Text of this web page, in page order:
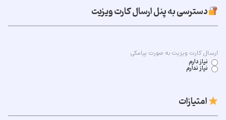
دسترسی به پنل ارسال کارت ویزیت
ارسال کارت ویزیت به صورت پیامکی
نیاز دارم
نیاز ندارم
امتیازات